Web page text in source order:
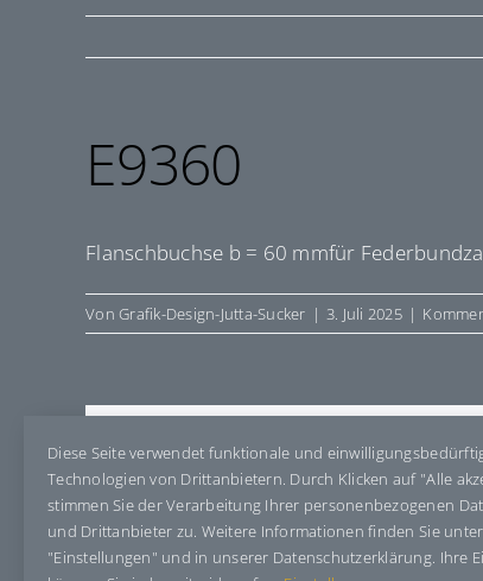
E9360
Flanschbuchse b = 60 mmfür
VonGrafik-Design-Jutta-Sucker | 3. Juli 2025 |
Share This Story, Choose
Diese Seite verwendet funktionale und
Technologien von Drittanbietern. Durch Klicken auf "Alle
stimmen Sie der Verarbeitung Ihrer personenbezogenen
und Drittanbieter zu. Weitere Informationen finden Sie unter
"Einstellungen" und in unserer Datenschutzerklärung. Ihre